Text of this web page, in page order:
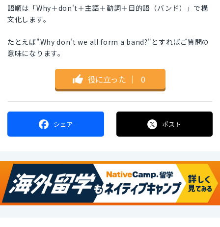
語順は「Why＋don't＋主語＋動詞＋目的語（バンド）」で構
文化します。
たとえば"Why don't we all form a band?"とすればご質問の
意味になります。
役に立った ｜ 0
シェア ポスト